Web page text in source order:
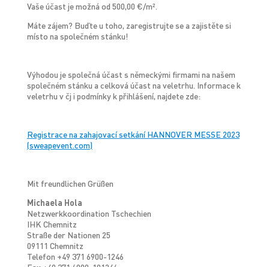
Vaše účast je možná od 500,00 €/m².
Máte zájem? Buďte u toho, zaregistrujte se a zajistěte si
místo na společném stánku!
Výhodou je společná účast s německými firmami na našem
společném stánku a celková účast na veletrhu. Informace k
veletrhu v čj i podmínky k přihlášení, najdete zde:
Registrace na zahajovací setkání HANNOVER MESSE 2023
(sweapevent.com)
Mit freundlichen Grüßen
Michaela Hola
Netzwerkkoordination Tschechien
IHK Chemnitz
Straße der Nationen 25
09111 Chemnitz
Telefon +49 371 6900-1246